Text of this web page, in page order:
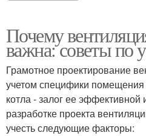
Почему
важна: советы по
Грамотное проектирование
учетом специфики помещения
котла - залог ее
разработке проекта
учесть следующие факторы: